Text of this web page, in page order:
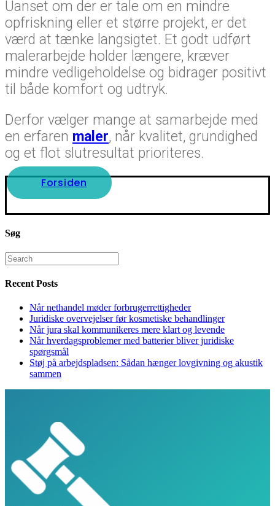
Uanset om der er tale om en mindre
opfriskning eller et større projekt, er det
værd at tænke langsigtet. Et godt udført
malerarbejde holder længere, kræver
mindre vedligeholdelse og bidrager positivt
til både komfort og udtryk.
Derfor vælger mange at samarbejde med
en erfaren maler, når kvalitet, grundighed
og et flot slutresultat prioriteres.
Forsiden
Søg
Search
for:
Recent Posts
Når nethandel møder forbrugerrettigheder
Juridiske overvejelser før kosmetiske behandlinger
Når jura skal kommunikeres mere klart og levende
Når hverdagsproblemer med batterier bliver juridiske
spørgsmål
Støj på arbejdspladsen: Sådan hænger lovgivning og akustik
sammen